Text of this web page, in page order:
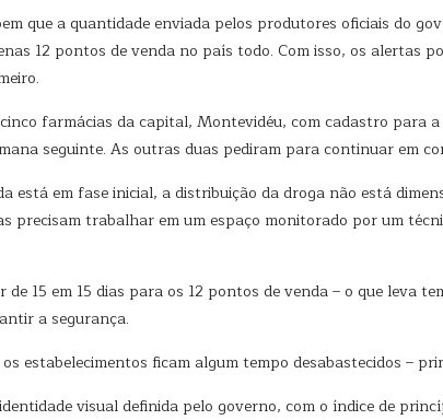
que a quantidade enviada pelos produtores oficiais do
12 pontos de venda no país todo. Com isso, os
farmácias da capital, Montevidéu, com cadastro
seguinte. As outras duas pediram para continuar em
está em fase inicial, a distribuição da droga não está
precisam trabalhar em um espaço monitorado por um
de 15 em 15 dias para os 12 pontos de venda – o que leva
a segurança.
estabelecimentos ficam algum tempo desabastecidos –
visual definida pelo governo, com o índice de